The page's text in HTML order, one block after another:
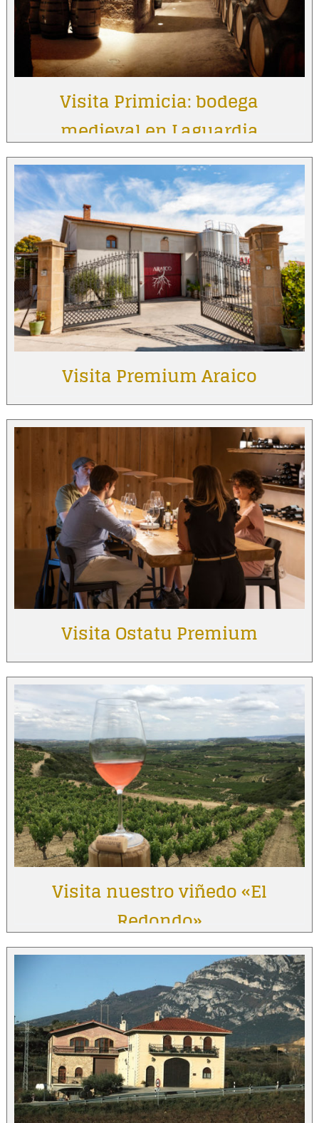
Visita Primicia: bodega
medieval en Laguardia
Visita Premium Araico
Visita Ostatu Premium
Visita nuestro viñedo «El
Redondo»